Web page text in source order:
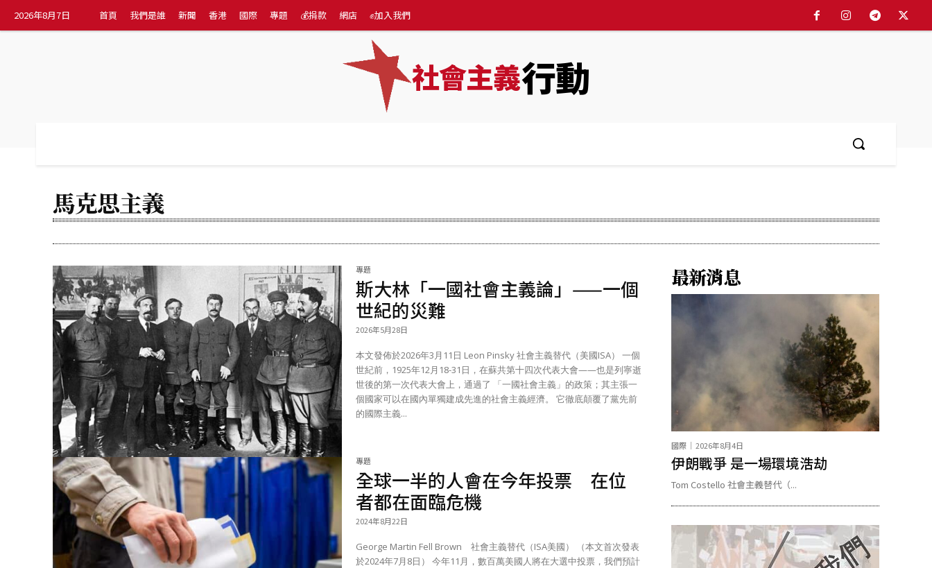
2026年8月7日 首頁 我們是誰 新聞 香港 國際 專題 💰捐款 網店 ✊加入我們
社會主義行動
馬克思主義
專題
斯大林「一國社會主義論」——一個
世紀的災難
2026年5月28日
本文發佈於2026年3月11日 Leon Pinsky 社會主義替代（美國ISA） 一個
世紀前，1925年12月18-31日，在蘇共第十四次代表大會——也是列寧逝
世後的第一次代表大會上，通過了 「一國社會主義」的政策；其主張一
個國家可以在國內單獨建成先進的社會主義經濟。 它徹底顛覆了黨先前
的國際主義...
專題
全球一半的人會在今年投票 在位
者都在面臨危機
2024年8月22日
George Martin Fell Brown 社會主義替代（ISA美國） （本文首次發表
於2024年7月8日） 今年11月，數百萬美國人將在大選中投票，我們預計
最新消息
國際 2026年8月4日
伊朗戰爭 是一場環境浩劫
Tom Costello 社會主義替代（...